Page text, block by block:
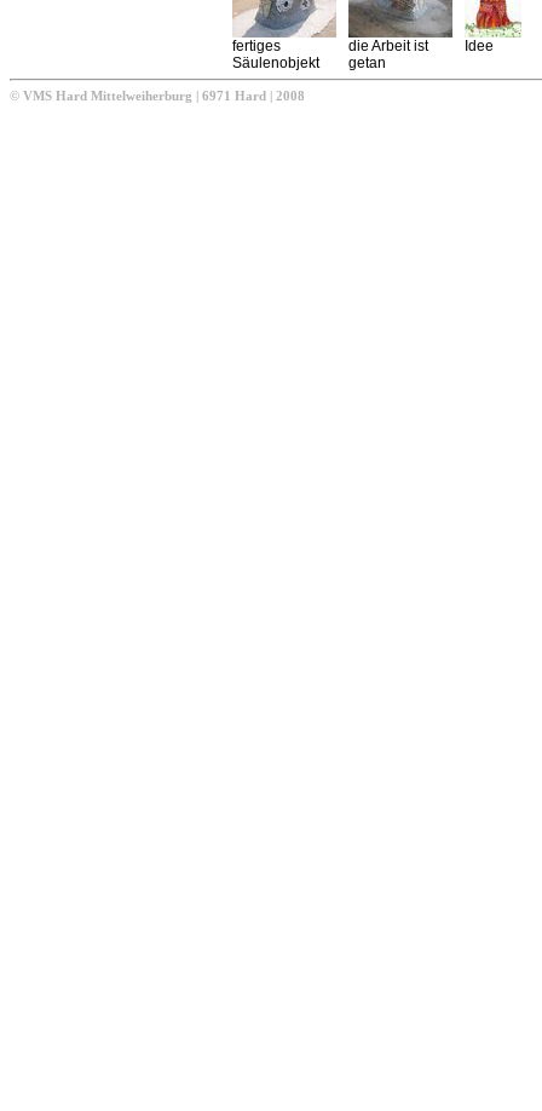
fertiges
Säulenobjekt
die Arbeit ist
getan
Idee
© VMS Hard Mittelweiherburg | 6971 Hard | 2008